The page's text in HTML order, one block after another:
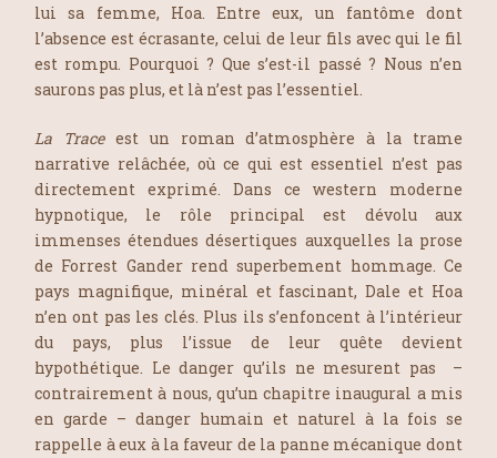
lui sa femme, Hoa. Entre eux, un fantôme dont
l’absence est écrasante, celui de leur fils avec qui le fil
est rompu. Pourquoi ? Que s’est-il passé ? Nous n’en
saurons pas plus, et là n’est pas l’essentiel.
La Traceest un roman d’atmosphère à la trame
narrative relâchée, où ce qui est essentiel n’est pas
directement exprimé. Dans ce western moderne
hypnotique, le rôle principal est dévolu aux
immenses étendues désertiques auxquelles la prose
de Forrest Gander rend superbement hommage. Ce
pays magnifique, minéral et fascinant, Dale et Hoa
n’en ont pas les clés. Plus ils s’enfoncent à l’intérieur
du pays, plus l’issue de leur quête devient
hypothétique. Le danger qu’ils ne mesurent pas –
contrairement à nous, qu’un chapitre inaugural a mis
en garde – danger humain et naturel à la fois se
rappelle à eux à la faveur de la panne mécanique dont